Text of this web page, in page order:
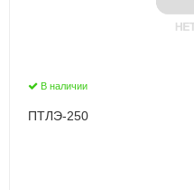
В наличии
ПТЛЭ-250